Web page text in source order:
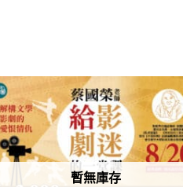
暫無庫存